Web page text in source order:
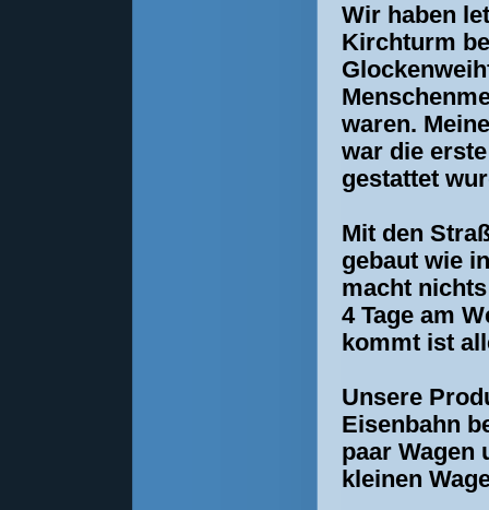
Wir haben
Kirchturm
waren.
war die
gestattet
Mit den
gebaut wie
macht
4 Tage am
kommt ist
Unsere
Eisenbahn
paar Wagen
kleinen